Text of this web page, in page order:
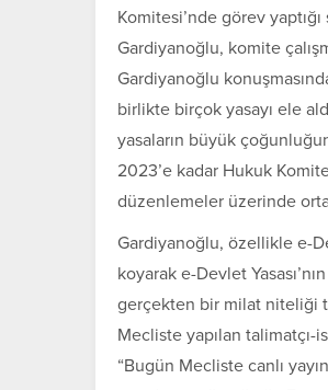
Komitesi’nde görev
Gardiyanoğlu, komite
Gardiyanoğlu
birlikte birçok yasayı ele
yasaların büyük
2023’e kadar Hukuk
düzenlemeler üzerinde
Gardiyanoğlu, özellikle e-
koyarak e-Devlet
gerçekten bir milat niteliği
Mecliste yapılan talimatçı-
“Bugün Mecliste canlı